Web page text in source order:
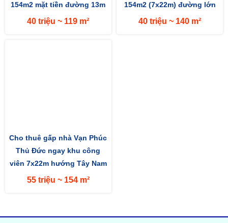
154m2 mặt tiền đường 13m
40 triệu ~ 119 m²
154m2 (7x22m) đường lớn
13m hướng Tây Nam
40 triệu ~ 140 m²
Cho thuê gấp nhà Vạn Phúc
Thủ Đức ngay khu công
viên 7x22m hướng Tây Nam
55 triệu ~ 154 m²